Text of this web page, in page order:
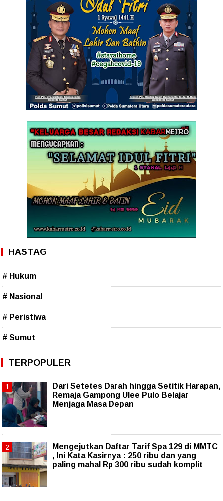
HASTAG
# Hukum
# Nasional
# Peristiwa
# Sumut
TERPOPULER
Dari Setetes Darah hingga Setitik Harapan,
Remaja Gampong Ulee Pulo Belajar
Menjaga Masa Depan
Mengejutkan Daftar Tarif Spa 129 di MMTC
, Ini Kata Kasirnya : 250 ribu dan yang
paling mahal Rp 300 ribu sudah komplit